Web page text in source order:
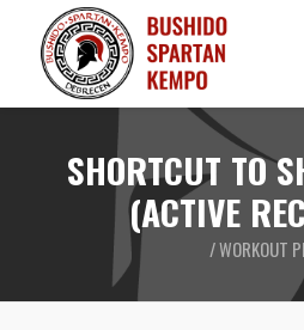
SHORTCUT TO
(ACTIVE
/ WORKOUT